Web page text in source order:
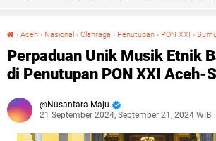
› Aceh › Nasional › Olahraga › Penutupan › PON XXI ›
Perpaduan Unik Musik Etnik
di Penutupan PON XXI Aceh-
Nusantara Maju
21 September 2024, September 21, 2024 WIB